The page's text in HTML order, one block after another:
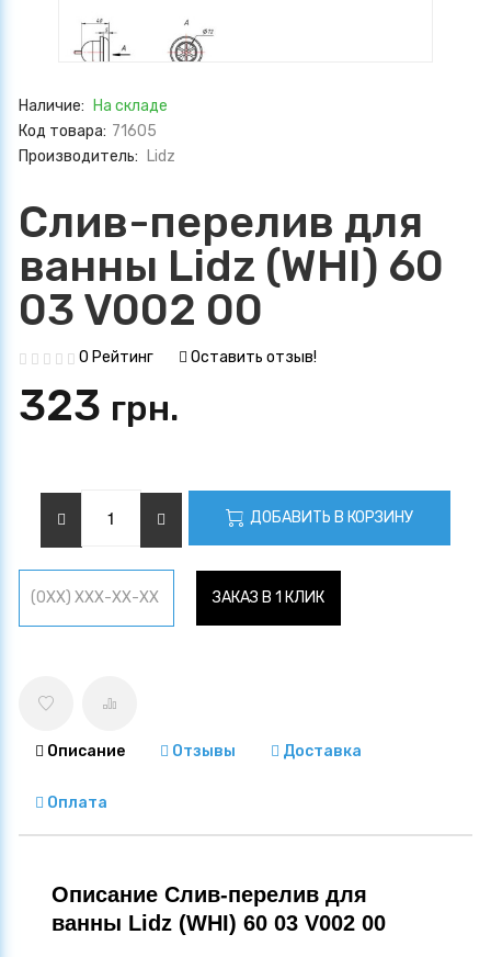
Наличие:
На складе
Код товара: 71605
Производитель:
Lidz
Слив-перелив для
ванны Lidz (WHI) 60
03 V002 00
0 Рейтинг Оставить отзыв!
323 грн.
ДОБАВИТЬ В КОРЗИНУ
ЗАКАЗ В 1 КЛИК
Описание Отзывы Доставка
Оплата
Описание Слив-перелив для
ванны Lidz (WHI) 60 03 V002 00